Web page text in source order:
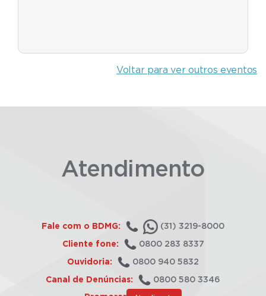
Voltar para ver outros eventos
Atendimento
Fale com o BDMG: (31) 3219-8000
Cliente fone: 0800 283 8337
Ouvidoria: 0800 940 5832
Canal de Denúncias: 0800 580 3346